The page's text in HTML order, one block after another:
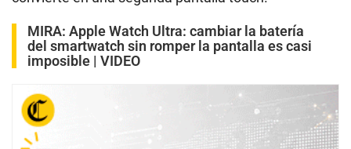
MIRA: Apple Watch Ultra: cambiar la batería
del smartwatch sin romper la pantalla es casi
imposible | VIDEO